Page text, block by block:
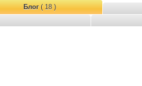
Блог( 18 )